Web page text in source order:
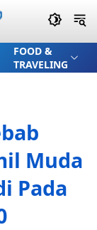
FOOD &
TRAVELING
Muda
Pada